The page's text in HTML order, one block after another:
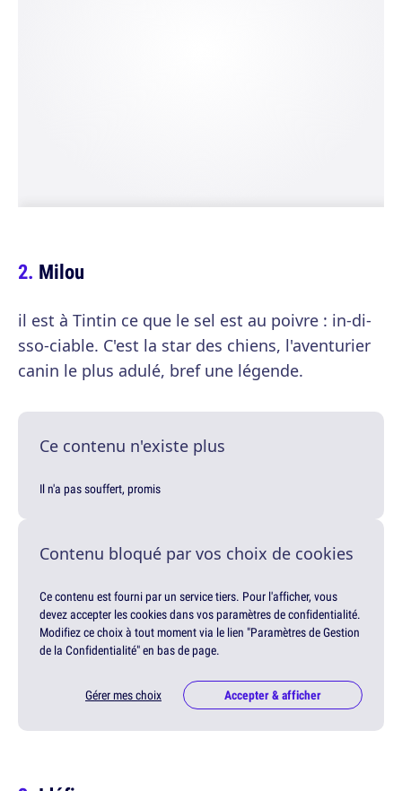
Milou
il est à Tintin ce que le sel est au poivre : in-di-
sso-ciable. C'est la star des chiens, l'aventurier
canin le plus adulé, bref une légende.
Ce contenu n'existe plus
Il n'a pas souffert, promis
Contenu bloqué par vos choix de cookies
Ce contenu est fourni par un service tiers. Pour l'afficher, vous
devez accepter les cookies dans vos paramètres de confidentialité.
Modifiez ce choix à tout moment via le lien "Paramètres de Gestion
de la Confidentialité" en bas de page.
Gérer mes choix Accepter & afficher